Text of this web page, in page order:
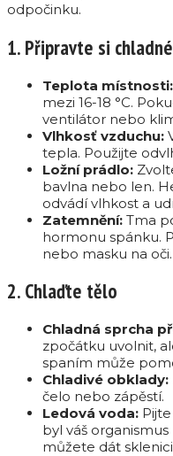
odpočinku.
1. Připravte si
Teplota místnosti:
mezi 16-18 °C.
ventilátor nebo
Vlhkosť vzduchu:
tepla. Použijte
Ložní prádlo:
bavlna nebo len.
odvádí vlhkost a
Zatemnění: Tma
hormonu spánku.
nebo masku na oči.
2. Chlaďte tělo
Chladná sprcha
zpočátku uvolnit,
spaním může
Chladivé obklady:
čelo nebo zápěstí.
Ledová voda:
byl váš
můžete dát